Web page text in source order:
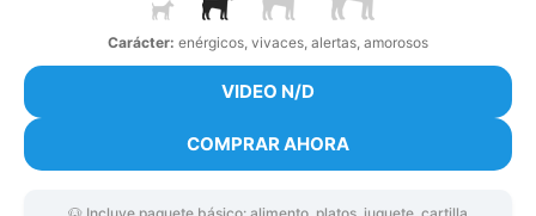
Carácter: enérgicos, vivaces, alertas, amorosos
VIDEO N/D
COMPRAR AHORA